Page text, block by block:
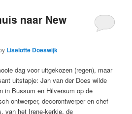
naar New
Liselotte Doeswijk
dag voor uitgekozen (regen), maar
uitstapje: Jan van der Does wilde
in Bussum en Hilversum op de
ontwerper, decorontwerper en chef
van het Irene-kerkje, de